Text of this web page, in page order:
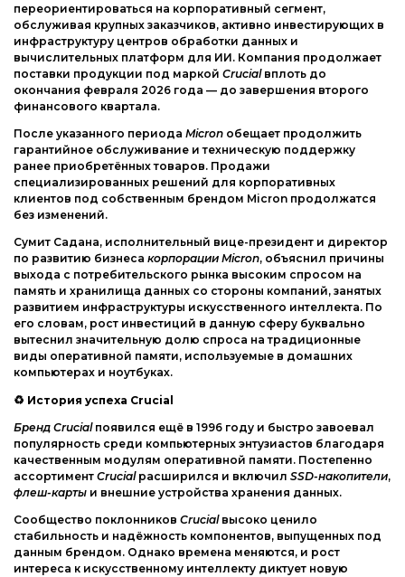
переориентироваться на корпоративный сегмент,
обслуживая крупных заказчиков, активно инвестирующих в
инфраструктуру центров обработки данных и
вычислительных платформ для ИИ. Компания продолжает
поставки продукции под маркой Crucialвплоть до
окончания февраля 2026 года — до завершения второго
финансового квартала.
После указанного периода Micron обещает продолжить
гарантийное обслуживание и техническую поддержку
ранее приобретённых товаров. Продажи
специализированных решений для корпоративных
клиентов под собственным брендом Micron продолжатся
без изменений.
Сумит Садана, исполнительный вице-президент и директор
по развитию бизнеса корпорации Micron, объяснил причины
выхода с потребительского рынка высоким спросом на
память и хранилища данных со стороны компаний, занятых
развитием инфраструктуры искусственного интеллекта. По
его словам, рост инвестиций в данную сферу буквально
вытеснил значительную долю спроса на традиционные
виды оперативной памяти, используемые в домашних
компьютерах и ноутбуках.
♻ История успеха Crucial
Бренд Crucialпоявился ещё в 1996 году и быстро завоевал
популярность среди компьютерных энтузиастов благодаря
качественным модулям оперативной памяти. Постепенно
ассортимент Crucialрасширился и включил SSD-накопители,
флеш-карты и внешние устройства хранения данных.
Сообщество поклонников Crucialвысоко ценило
стабильность и надёжность компонентов, выпущенных под
данным брендом. Однако времена меняются, и рост
интереса к искусственному интеллекту диктует новую